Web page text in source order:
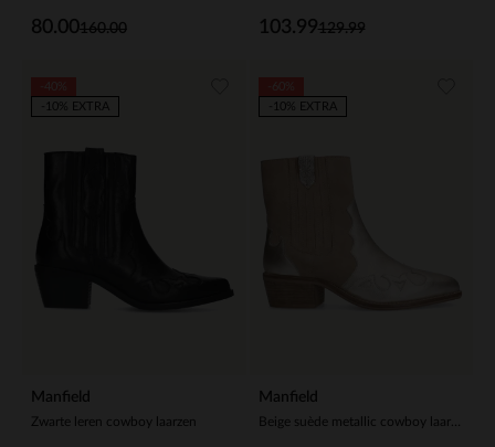
160.00
80.00 129.99
103.99
Manfield
Zwarte leren cowboy laarzen
-10% EXTRA
Manfield
Beige suède metallic cowboy laarzen
-10% EXTRA